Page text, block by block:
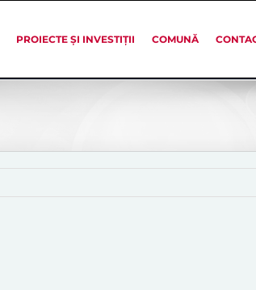
PROIECTE ȘI INVESTIȚII COMUNĂ